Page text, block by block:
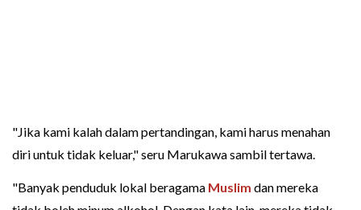
"Jika kami kalah dalam pertandingan, kami harus menahan
diri untuk tidak keluar," seru Marukawa sambil tertawa.
"Banyak penduduk lokal beragama Muslim dan mereka